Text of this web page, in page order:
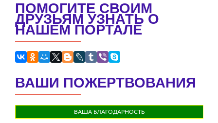
ПОМОГИТЕ СВОИМ
ДРУЗЬЯМ УЗНАТЬ О
НАШЕМ ПОРТАЛЕ
ВАШИ ПОЖЕРТВОВАНИЯ
ВАША БЛАГОДАРНОСТЬ